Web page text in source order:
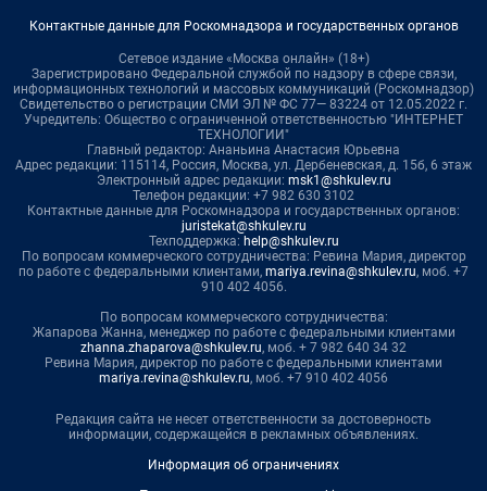
Контактные данные для Роскомнадзора и государственных органов
Сетевое издание «Москва онлайн» (18+)
Зарегистрировано Федеральной службой по надзору в сфере связи,
информационных технологий и массовых коммуникаций (Роскомнадзор)
Свидетельство о регистрации СМИ ЭЛ № ФС 77— 83224 от 12.05.2022 г.
Учредитель: Общество с ограниченной ответственностью "ИНТЕРНЕТ
ТЕХНОЛОГИИ"
Главный редактор: Ананьина Анастасия Юрьевна
Адрес редакции: 115114, Россия, Москва, ул. Дербеневская, д. 15б, 6 этаж
Электронный адрес редакции: msk1@shkulev.ru
Телефон редакции: +7 982 630 3102
Контактные данные для Роскомнадзора и государственных органов:
juristekat@shkulev.ru
Техподдержка: help@shkulev.ru
По вопросам коммерческого сотрудничества: Ревина Мария, директор
по работе с федеральными клиентами, mariya.revina@shkulev.ru, моб. +7
910 402 4056.
По вопросам коммерческого сотрудничества:
Жапарова Жанна, менеджер по работе с федеральными клиентами
zhanna.zhaparova@shkulev.ru, моб. + 7 982 640 34 32
Ревина Мария, директор по работе с федеральными клиентами
mariya.revina@shkulev.ru, моб. +7 910 402 4056
Редакция сайта не несет ответственности за достоверность
информации, содержащейся в рекламных объявлениях.
Информация об ограничениях